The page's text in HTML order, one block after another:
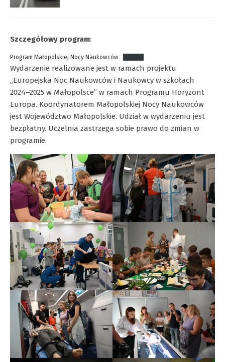
Szczegółowy program:
Program Małopolskiej Nocy Naukowców
Wydarzenie realizowane jest w ramach projektu
„Europejska Noc Naukowców i Naukowcy w szkołach
2024–2025 w Małopolsce” w ramach Programu Horyzont
Europa. Koordynatorem Małopolskiej Nocy Naukowców
jest Województwo Małopolskie. Udział w wydarzeniu jest
bezpłatny. Uczelnia zastrzega sobie prawo do zmian w
programie.